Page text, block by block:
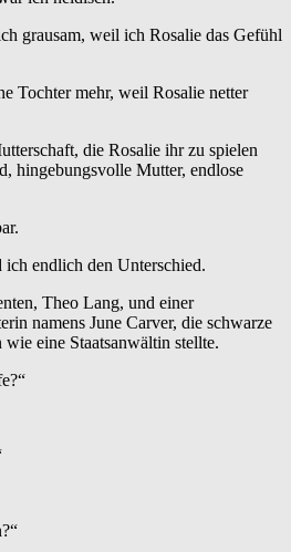
grausam, weil ich Rosalie das Gefühl
Tochter mehr, weil Rosalie netter
die Rosalie ihr zu spielen
hingebungsvolle Mutter, endlose
endlich den Unterschied.
Theo Lang, und einer
namens June Carver, die schwarze
eine Staatsanwältin stellte.